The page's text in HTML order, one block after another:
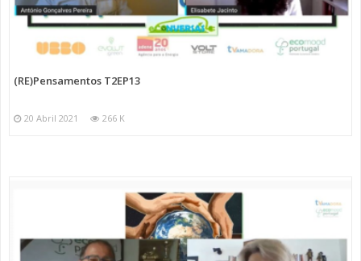
(RE)Pensamentos T2EP13
20 Abril 2021 266 K